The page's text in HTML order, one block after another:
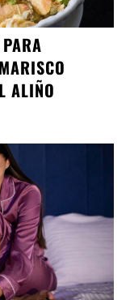
ALIÑO